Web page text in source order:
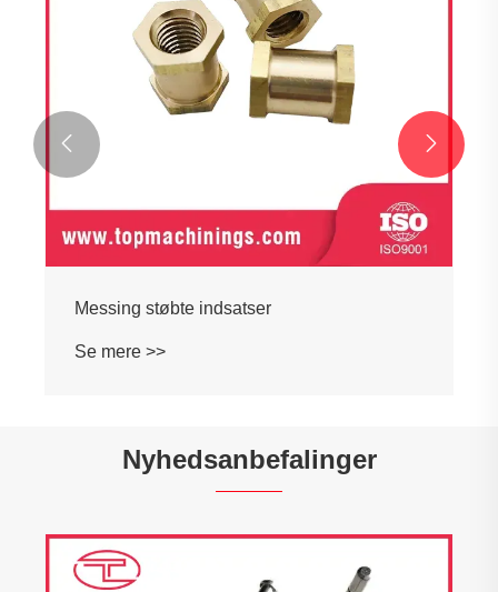
Messing støbte indsatser
Se mere >>
 
Nyhedsanbefalinger